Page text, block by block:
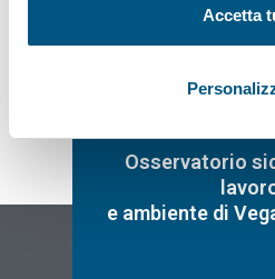
Accetta
Osservatorio
e ambiente di